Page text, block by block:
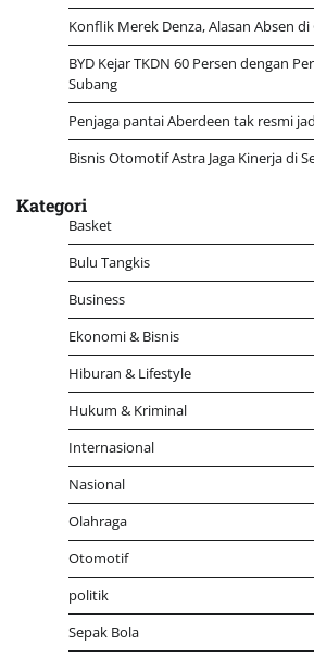
Konflik Merek Denza, Alasan Absen di
BYD Kejar TKDN 60 Persen dengan
Subang
Penjaga pantai Aberdeen tak resmi
Bisnis Otomotif Astra Jaga Kinerja di
Kategori
Basket
Bulu Tangkis
Business
Ekonomi & Bisnis
Hiburan & Lifestyle
Hukum & Kriminal
Internasional
Nasional
Olahraga
Otomotif
politik
Sepak Bola